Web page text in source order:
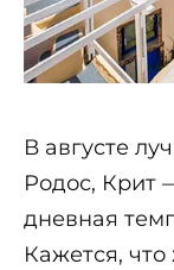
В августе
Родос, Крит
дневная
Кажется,